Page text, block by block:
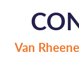
Van